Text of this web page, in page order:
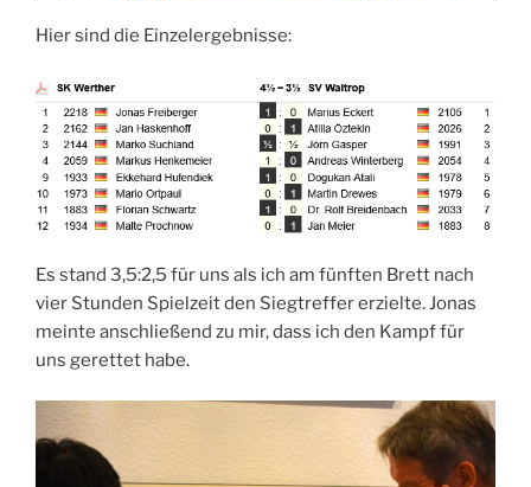
Hier sind die Einzelergebnisse:
Es stand 3,5:2,5 für uns als ich am fünften Brett nach
vier Stunden Spielzeit den Siegtreffer erzielte. Jonas
meinte anschließend zu mir, dass ich den Kampf für
uns gerettet habe.